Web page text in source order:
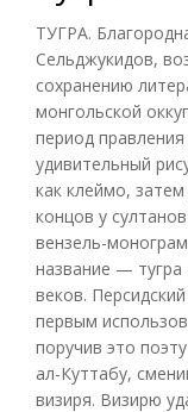
ТУГРА.
Сельджукидов,
сохранению
монгольской
период
удивительный
как клеймо,
концов у
вензель-
название —
веков.
первым
поручив это
ал-Куттабу,
визиря. Визирю